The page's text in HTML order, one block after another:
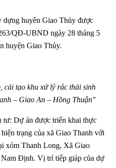
dựng huyên Giao Thủy được
QĐ-UBND ngày 28 tháng 5
huyện Giao Thủy.
cải tạo khu xử lý rác thải sinh
– Giao An – Hồng Thuận"
tư: Dự án được triển khai thực
trạng của xã Giao Thanh với
xóm Thanh Long, Xã Giao
Định. Vị trí tiếp giáp của dự